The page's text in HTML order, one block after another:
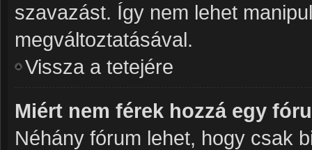
szavazást. Így nem lehet
megváltoztatásával.
Vissza a tetejére
Miért nem férek hozzá egy
Néhány fórum lehet, hogy csak